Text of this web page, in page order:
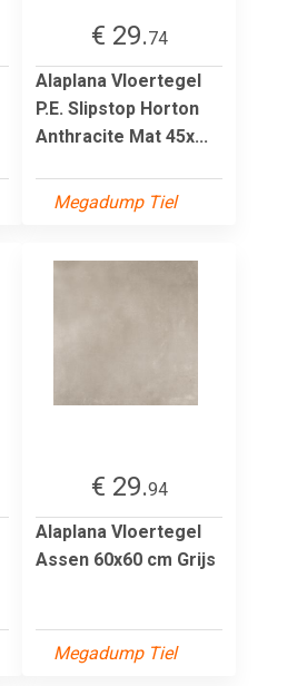
€ 29.74
Alaplana Vloertegel
P.E. Slipstop Horton
Anthracite Mat 45x...
Megadump Tiel
€ 29.94
Alaplana Vloertegel
Assen 60x60 cm Grijs
Megadump Tiel